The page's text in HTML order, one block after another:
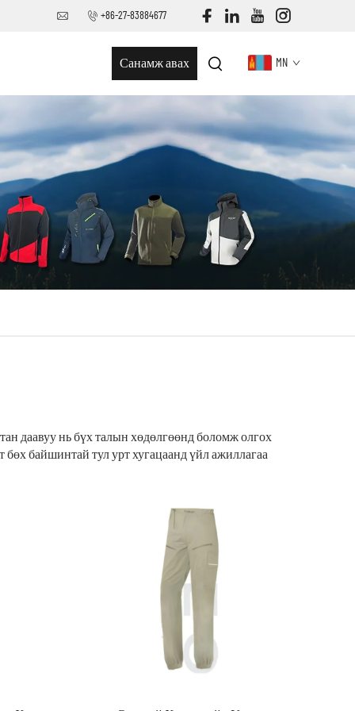
+86-27-83884677
Санамж авах MN
даавуу нь бүх талын хөдөлгөөнд боломж олгох
бөх байшинтай тул урт хугацаанд үйл ажиллагаа